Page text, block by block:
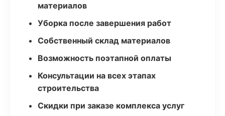
материалов
Уборка после завершения работ
Собственный склад материалов
Возможность поэтапной оплаты
Консультации на всех этапах
строительства
Скидки при заказе комплекса услуг